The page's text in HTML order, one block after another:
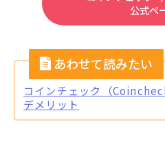
公式ペ
コインチェック（
デメリット